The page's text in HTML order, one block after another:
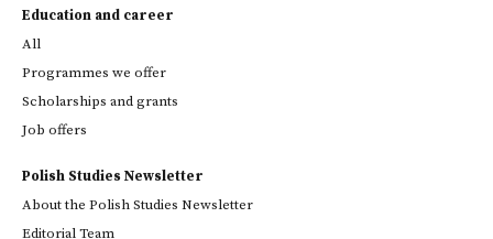
Education and career
All
Programmes we offer
Scholarships and grants
Job offers
Polish Studies Newsletter
About the Polish Studies Newsletter
Editorial Team